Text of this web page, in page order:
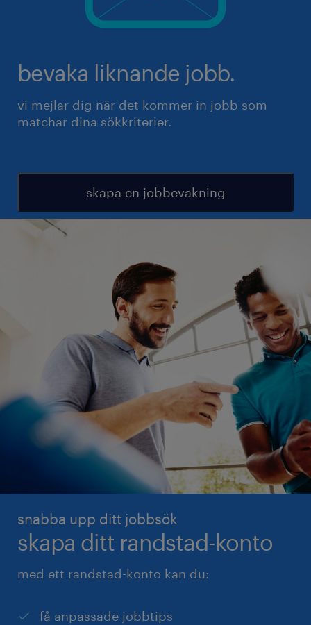
bevaka liknande jobb.
vi mejlar dig när det kommer in jobb som
matchar dina sökkriterier.
skapa en jobbevakning
snabba upp ditt jobbsök
skapa ditt randstad-konto
med ett randstad-konto kan du:
få anpassade jobbtips